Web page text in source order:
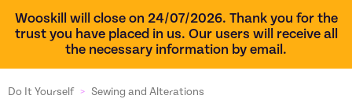
Wooskill will close on 24/07/2026. Thank you for the
trust you have placed in us. Our users will receive all
the necessary information by email.
Do It Yourself > Sewing and Alterations